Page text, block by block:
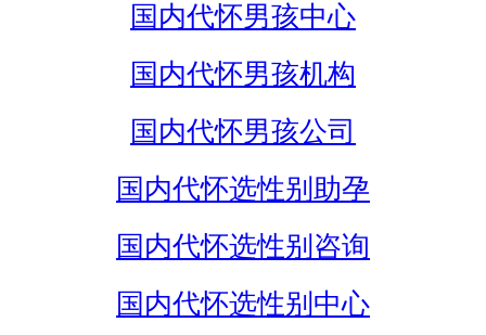
国内代怀男孩中心
国内代怀男孩机构
国内代怀男孩公司
国内代怀选性别助孕
国内代怀选性别咨询
国内代怀选性别中心